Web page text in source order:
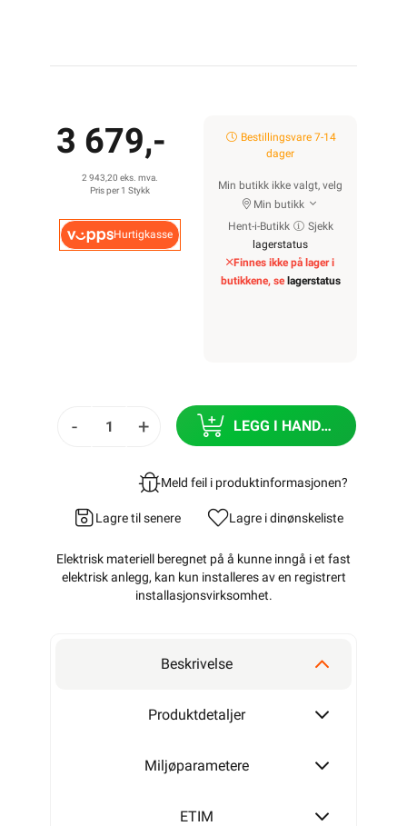
3 679,-
2 943,20 eks. mva.
Pris per 1 Stykk
Hurtigkasse
Bestillingsvare 7-14
dager
Min butikk ikke valgt, velg
Min butikk
Hent-i-Butikk
Sjekk
lagerstatus
Finnes ikke på lager i
butikkene, se lagerstatus
- + LEGG I HANDLEKURV
Meld feil i produktinformasjonen?
Lagre til senere Lagre i dinønskeliste
Elektrisk materiell beregnet på å kunne inngå i et fast
elektrisk anlegg, kan kun installeres av en registrert
installasjonsvirksomhet.
Beskrivelse
Produktdetaljer
Miljøparametere
ETIM